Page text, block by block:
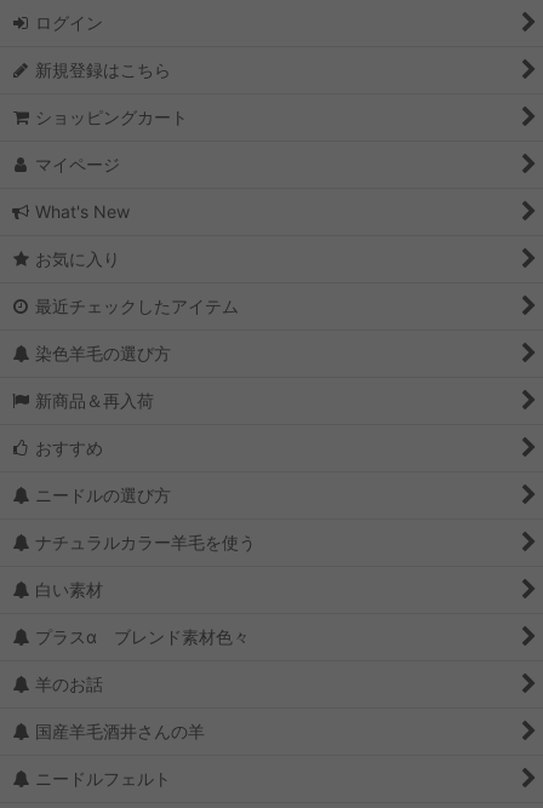
ログイン
新規登録はこちら
ショッピングカート
マイページ
What's New
お気に入り
最近チェックしたアイテム
染色羊毛の選び方
新商品＆再入荷
おすすめ
ニードルの選び方
ナチュラルカラー羊毛を使う
白い素材
プラスα ブレンド素材色々
羊のお話
国産羊毛酒井さんの羊
ニードルフェルト